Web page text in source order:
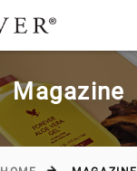
Magazine